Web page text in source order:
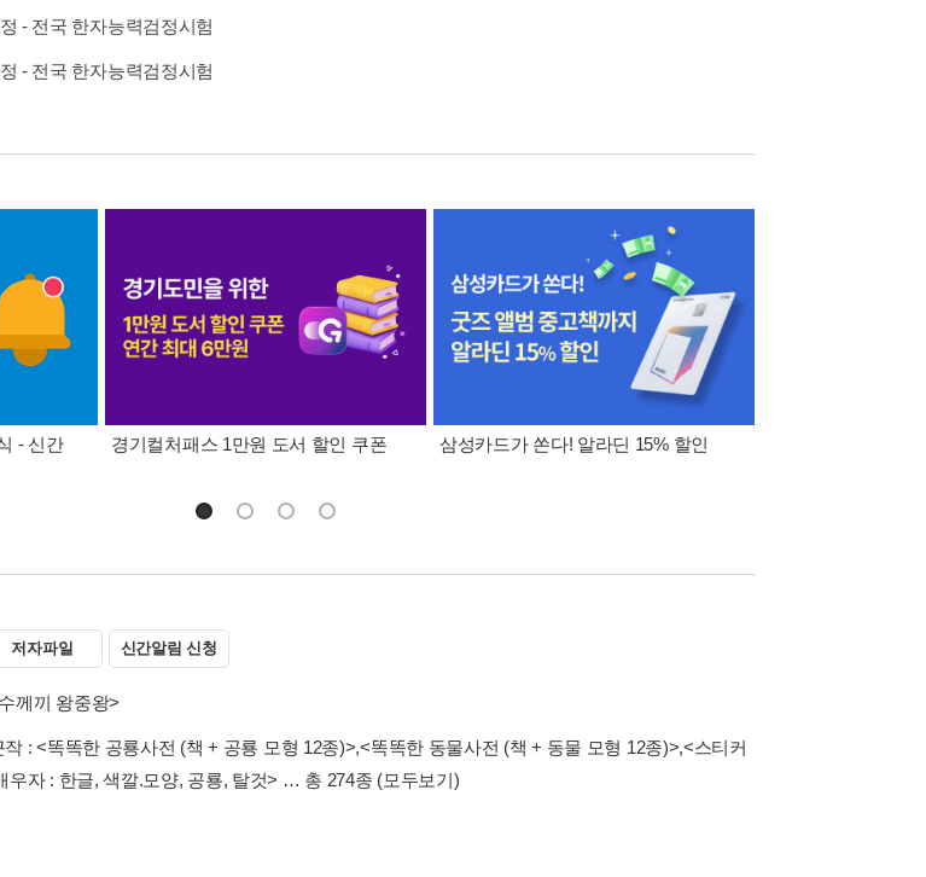
- 전국 한자능력검정시험
- 전국 한자능력검정시험
- 신간
경기컬처패스 1만원 도서 할인 쿠폰 삼성카드가 쏜다! 알라딘 15% 할인
저자파일 신간알림 신청
께끼 왕중왕>
작 :<똑똑한 공룡사전 (책 + 공룡 모형 12종)>,<똑똑한 동물사전 (책 + 동물 모형 12종)>,<스티커
우자 : 한글, 색깔.모양, 공룡, 탈것> … 총 274종 (모두보기)